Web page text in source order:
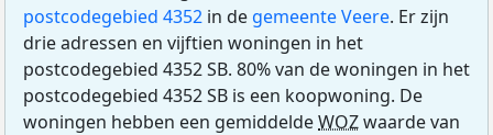
postcodegebied 4352 in de gemeente Veere. Er zijn
drie adressen en vijftien woningen in het
postcodegebied 4352 SB. 80% van de woningen in het
postcodegebied 4352 SB is een koopwoning. De
woningen hebben een gemiddeldeWOZwaarde van